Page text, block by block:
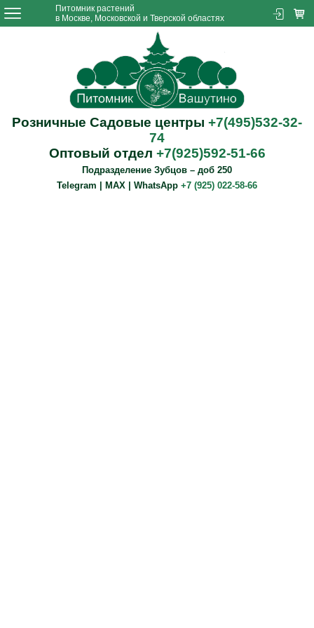
Питомник растений
в Москве, Московской и Тверской областях
Розничные Садовые центры +7(495)532-32-
74
Оптовый отдел +7(925)592-51-66
Подразделение Зубцов – доб 250
Telegram | MAX | WhatsApp +7 (925) 022-58-66